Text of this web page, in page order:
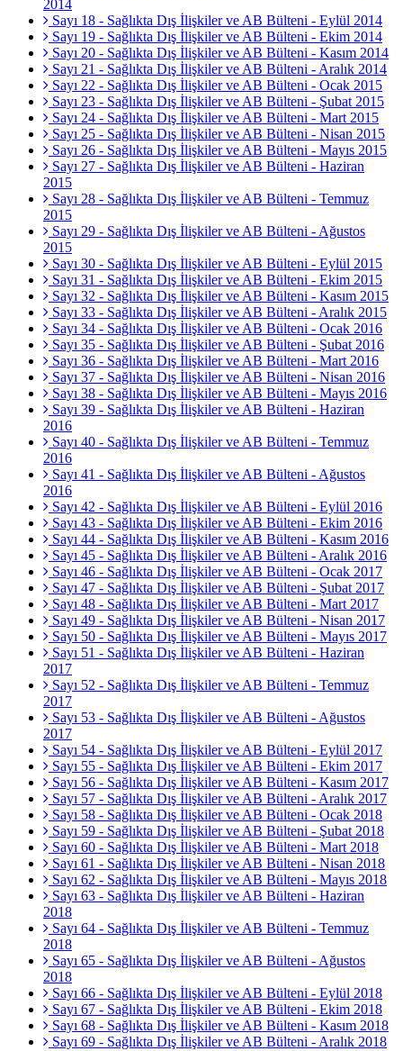
2014
Sayı 18 - Sağlıkta Dış İlişkiler ve AB Bülteni - Eylül 2014
Sayı 19 - Sağlıkta Dış İlişkiler ve AB Bülteni - Ekim 2014
Sayı 20 - Sağlıkta Dış İlişkiler ve AB Bülteni - Kasım 2014
Sayı 21 - Sağlıkta Dış İlişkiler ve AB Bülteni - Aralık 2014
Sayı 22 - Sağlıkta Dış İlişkiler ve AB Bülteni - Ocak 2015
Sayı 23 - Sağlıkta Dış İlişkiler ve AB Bülteni - Şubat 2015
Sayı 24 - Sağlıkta Dış İlişkiler ve AB Bülteni - Mart 2015
Sayı 25 - Sağlıkta Dış İlişkiler ve AB Bülteni - Nisan 2015
Sayı 26 - Sağlıkta Dış İlişkiler ve AB Bülteni - Mayıs 2015
Sayı 27 - Sağlıkta Dış İlişkiler ve AB Bülteni - Haziran
2015
Sayı 28 - Sağlıkta Dış İlişkiler ve AB Bülteni - Temmuz
2015
Sayı 29 - Sağlıkta Dış İlişkiler ve AB Bülteni - Ağustos
2015
Sayı 30 - Sağlıkta Dış İlişkiler ve AB Bülteni - Eylül 2015
Sayı 31 - Sağlıkta Dış İlişkiler ve AB Bülteni - Ekim 2015
Sayı 32 - Sağlıkta Dış İlişkiler ve AB Bülteni - Kasım 2015
Sayı 33 - Sağlıkta Dış İlişkiler ve AB Bülteni - Aralık 2015
Sayı 34 - Sağlıkta Dış İlişkiler ve AB Bülteni - Ocak 2016
Sayı 35 - Sağlıkta Dış İlişkiler ve AB Bülteni - Şubat 2016
Sayı 36 - Sağlıkta Dış İlişkiler ve AB Bülteni - Mart 2016
Sayı 37 - Sağlıkta Dış İlişkiler ve AB Bülteni - Nisan 2016
Sayı 38 - Sağlıkta Dış İlişkiler ve AB Bülteni - Mayıs 2016
Sayı 39 - Sağlıkta Dış İlişkiler ve AB Bülteni - Haziran
2016
Sayı 40 - Sağlıkta Dış İlişkiler ve AB Bülteni - Temmuz
2016
Sayı 41 - Sağlıkta Dış İlişkiler ve AB Bülteni - Ağustos
2016
Sayı 42 - Sağlıkta Dış İlişkiler ve AB Bülteni - Eylül 2016
Sayı 43 - Sağlıkta Dış İlişkiler ve AB Bülteni - Ekim 2016
Sayı 44 - Sağlıkta Dış İlişkiler ve AB Bülteni - Kasım 2016
Sayı 45 - Sağlıkta Dış İlişkiler ve AB Bülteni - Aralık 2016
Sayı 46 - Sağlıkta Dış İlişkiler ve AB Bülteni - Ocak 2017
Sayı 47 - Sağlıkta Dış İlişkiler ve AB Bülteni - Şubat 2017
Sayı 48 - Sağlıkta Dış İlişkiler ve AB Bülteni - Mart 2017
Sayı 49 - Sağlıkta Dış İlişkiler ve AB Bülteni - Nisan 2017
Sayı 50 - Sağlıkta Dış İlişkiler ve AB Bülteni - Mayıs 2017
Sayı 51 - Sağlıkta Dış İlişkiler ve AB Bülteni - Haziran
2017
Sayı 52 - Sağlıkta Dış İlişkiler ve AB Bülteni - Temmuz
2017
Sayı 53 - Sağlıkta Dış İlişkiler ve AB Bülteni - Ağustos
2017
Sayı 54 - Sağlıkta Dış İlişkiler ve AB Bülteni - Eylül 2017
Sayı 55 - Sağlıkta Dış İlişkiler ve AB Bülteni - Ekim 2017
Sayı 56 - Sağlıkta Dış İlişkiler ve AB Bülteni - Kasım 2017
Sayı 57 - Sağlıkta Dış İlişkiler ve AB Bülteni - Aralık 2017
Sayı 58 - Sağlıkta Dış İlişkiler ve AB Bülteni - Ocak 2018
Sayı 59 - Sağlıkta Dış İlişkiler ve AB Bülteni - Şubat 2018
Sayı 60 - Sağlıkta Dış İlişkiler ve AB Bülteni - Mart 2018
Sayı 61 - Sağlıkta Dış İlişkiler ve AB Bülteni - Nisan 2018
Sayı 62 - Sağlıkta Dış İlişkiler ve AB Bülteni - Mayıs 2018
Sayı 63 - Sağlıkta Dış İlişkiler ve AB Bülteni - Haziran
2018
Sayı 64 - Sağlıkta Dış İlişkiler ve AB Bülteni - Temmuz
2018
Sayı 65 - Sağlıkta Dış İlişkiler ve AB Bülteni - Ağustos
2018
Sayı 66 - Sağlıkta Dış İlişkiler ve AB Bülteni - Eylül 2018
Sayı 67 - Sağlıkta Dış İlişkiler ve AB Bülteni - Ekim 2018
Sayı 68 - Sağlıkta Dış İlişkiler ve AB Bülteni - Kasım 2018
Sayı 69 - Sağlıkta Dış İlişkiler ve AB Bülteni - Aralık 2018